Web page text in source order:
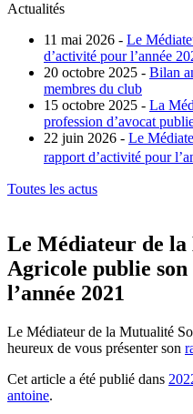
Actualités
11 mai 2026 - Le
d’activité pour l’année
20 octobre 2025 - Bilan
membres du club
15 octobre 2025 - La
profession d’avocat
22 juin 2026 - Le
rapport d’activité pour
Toutes les actus
Le Médiateur de
Agricole publie
l’année 2021
Le Médiateur de la Mutualité
heureux de vous présenter son
Cet article a été publié dans
antoine.